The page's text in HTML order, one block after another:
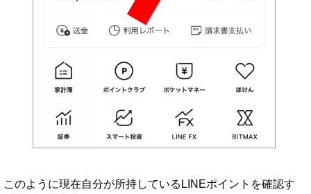
このように現在自分が所持しているLINEポイントを確認す